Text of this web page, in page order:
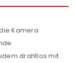
Kamera
drahtlos mit